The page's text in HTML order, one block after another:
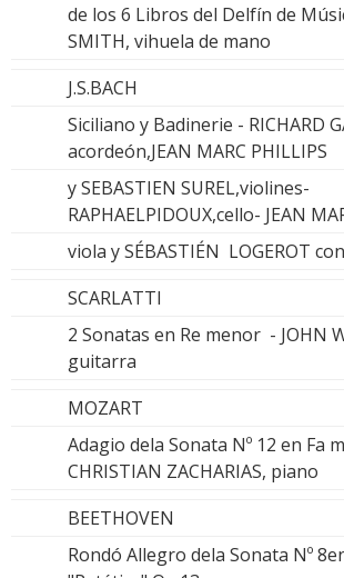
de los 6 Libros del Delfín de
SMITH, vihuela de mano
J.S.BACH
Siciliano y Badinerie - RICHARD
acordeón,JEAN MARC PHILLIPS
y SEBASTIEN SUREL,violines-
RAPHAELPIDOUX,cello- JEAN
viola y SÉBASTIÉN LOGEROT
SCARLATTI
2 Sonatas en Re menor - JOHN
guitarra
MOZART
Adagio dela Sonata Nº 12 en Fa
CHRISTIAN ZACHARIAS, piano
BEETHOVEN
Rondó Allegro dela Sonata Nº